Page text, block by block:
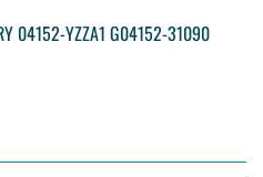
04152-YZZA1 G04152-31090